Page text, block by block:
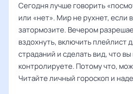
Сегодня лучше говорить
или «нет». Мир не рухнет, если
затормозите. Вечером
вздохнуть, включить плейлист
страданий и сделать вид, что вы
контролируете. Потому что,
Читайте личный гороскоп и